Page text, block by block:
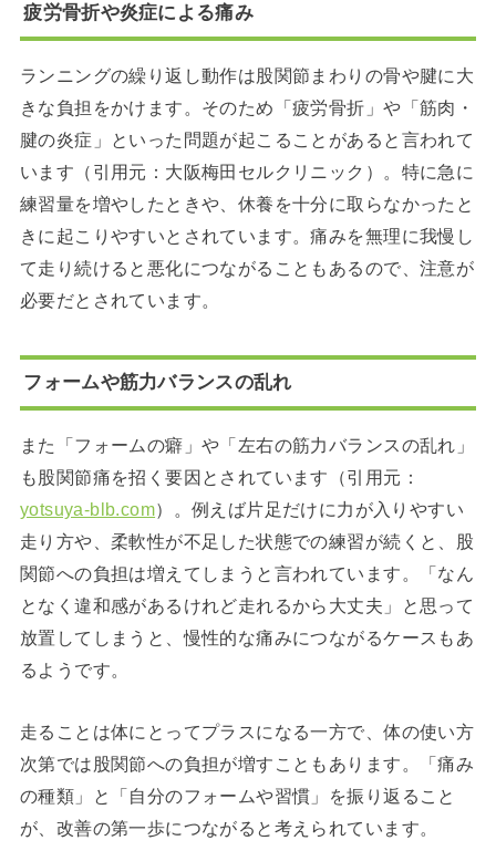
疲労骨折や炎症による痛み
ランニングの繰り返し動作は股関節まわりの骨や腱に大
きな負担をかけます。そのため「疲労骨折」や「筋肉・
腱の炎症」といった問題が起こることがあると言われて
います（引用元：大阪梅田セルクリニック）。特に急に
練習量を増やしたときや、休養を十分に取らなかったと
きに起こりやすいとされています。痛みを無理に我慢し
て走り続けると悪化につながることもあるので、注意が
必要だとされています。
フォームや筋力バランスの乱れ
また「フォームの癖」や「左右の筋力バランスの乱れ」
も股関節痛を招く要因とされています（引用元：
yotsuya-blb.com）。例えば片足だけに力が入りやすい
走り方や、柔軟性が不足した状態での練習が続くと、股
関節への負担は増えてしまうと言われています。「なん
となく違和感があるけれど走れるから大丈夫」と思って
放置してしまうと、慢性的な痛みにつながるケースもあ
るようです。
走ることは体にとってプラスになる一方で、体の使い方
次第では股関節への負担が増すこともあります。「痛み
の種類」と「自分のフォームや習慣」を振り返ること
が、改善の第一歩につながると考えられています。